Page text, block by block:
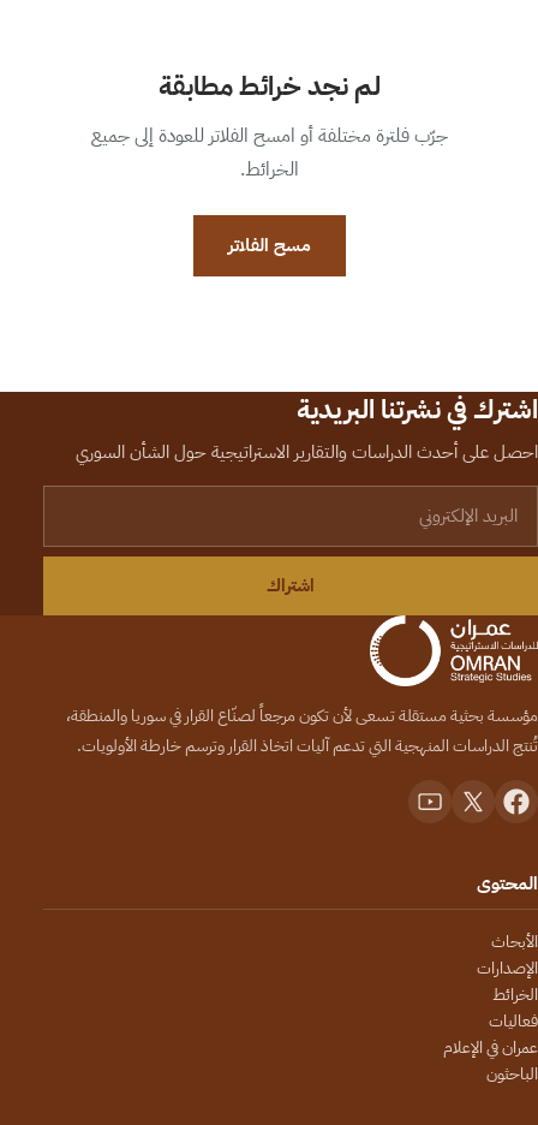
لم نجد خرائط مطابقة
جرّب فلترة مختلفة أو امسح الفلاتر للعودة إلى جميع
الخرائط.
مسح الفلاتر
اشترك في نشرتنا البريدية
احصل على أحدث الدراسات والتقارير الاستراتيجية حول الشأن السوري
اشتراك
مؤسسة بحثية مستقلة تسعى لأن تكون مرجعاً لصنّاع القرار في سوريا والمنطقة،
تُنتج الدراسات المنهجية التي تدعم آليات اتخاذ القرار وترسم خارطة الأولويات.
المحتوى
الأبحاث
الإصدارات
الخرائط
فعاليات
عمران في الإعلام
الباحثون